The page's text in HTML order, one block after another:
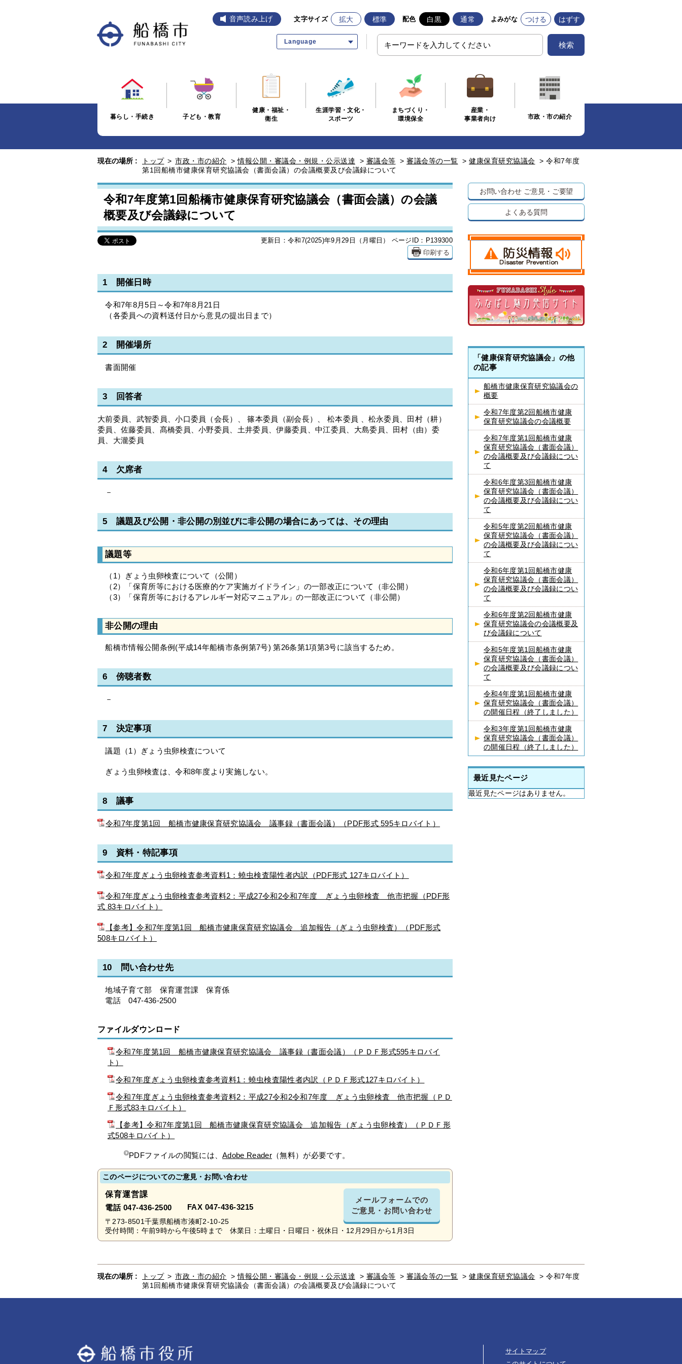
音声読み上げ 文字サイズ 拡大 標準 配色 白黒 通常 よみがな つける はずす
Language 検索
暮らし・手続き 子ども・教育
健康・福祉・
衛生
生涯学習・文化・
スポーツ
まちづくり・
環境保全
産業・
事業者向け
市政・市の紹介
現在の場所 : トップ > 市政・市の紹介 >情報公開・審議会・例規・公示送達 > 審議会等 > 審議会等の一覧 > 健康保育研究協議会 > 令和7年度
第1回船橋市健康保育研究協議会（書面会議）の会議概要及び会議録について
令和7年度第1回船橋市健康保育研究協議会（書面会議）の会議
概要及び会議録について
更新日：令和7(2025)年9月29日（月曜日） ページID：P139300
印刷する
1 開催日時
令和7年8月5日～令和7年8月21日
（各委員への資料送付日から意見の提出日まで）
2 開催場所
書面開催
3 回答者
大前委員、武智委員、小口委員（会長）、 篠本委員（副会長）、 松本委員 、松永委員、田村（耕）
委員、佐藤委員、髙橋委員、小野委員、土井委員、伊藤委員、中江委員、大島委員、田村（由）委
員、大瀧委員
4 欠席者
－
5 議題及び公開・非公開の別並びに非公開の場合にあっては、その理由
議題等
（1）ぎょう虫卵検査について（公開）
（2）「保育所等における医療的ケア実施ガイドライン」の一部改正について（非公開）
（3）「保育所等におけるアレルギー対応マニュアル」の一部改正について（非公開）
非公開の理由
船橋市情報公開条例(平成14年船橋市条例第7号) 第26条第1項第3号に該当するため。
6 傍聴者数
－
7 決定事項
議題（1）ぎょう虫卵検査について
ぎょう虫卵検査は、令和8年度より実施しない。
8 議事
令和7年度第1回 船橋市健康保育研究協議会 議事録（書面会議）（PDF形式 595キロバイト）
9 資料・特記事項
令和7年度ぎょう虫卵検査参考資料1：蟯虫検査陽性者内訳（PDF形式 127キロバイト）
令和7年度ぎょう虫卵検査参考資料2：平成27令和2令和7年度 ぎょう虫卵検査 他市把握（PDF形
式 83キロバイト）
【参考】令和7年度第1回 船橋市健康保育研究協議会 追加報告（ぎょう虫卵検査）（PDF形式
508キロバイト）
10 問い合わせ先
地域子育て部 保育運営課 保育係
電話 047-436-2500
ファイルダウンロード
令和7年度第1回 船橋市健康保育研究協議会 議事録（書面会議）（ＰＤＦ形式595キロバイ
ト）
令和7年度ぎょう虫卵検査参考資料1：蟯虫検査陽性者内訳（ＰＤＦ形式127キロバイト）
令和7年度ぎょう虫卵検査参考資料2：平成27令和2令和7年度 ぎょう虫卵検査 他市把握（ＰＤ
Ｆ形式83キロバイト）
【参考】令和7年度第1回 船橋市健康保育研究協議会 追加報告（ぎょう虫卵検査）（ＰＤＦ形
式508キロバイト）
PDFファイルの閲覧には、Adobe Reader （無料）が必要です。
このページについてのご意見・お問い合わせ
保育運営課
電話 047-436-2500 FAX 047-436-3215
メールフォームでの
ご意見・お問い合わせ
〒273-8501千葉県船橋市湊町2-10-25
受付時間：午前9時から午後5時まで 休業日：土曜日・日曜日・祝休日・12月29日から1月3日
お問い合わせ ご意見・ご要望
よくある質問
「健康保育研究協議会」の他
の記事
船橋市健康保育研究協議会の
概要
令和7年度第2回船橋市健康
保育研究協議会の会議概要
令和7年度第1回船橋市健康
保育研究協議会（書面会議）
の会議概要及び会議録につい
て
令和6年度第3回船橋市健康
保育研究協議会（書面会議）
の会議概要及び会議録につい
て
令和5年度第2回船橋市健康
保育研究協議会（書面会議）
の会議概要及び会議録につい
て
令和6年度第1回船橋市健康
保育研究協議会（書面会議）
の会議概要及び会議録につい
て
令和6年度第2回船橋市健康
保育研究協議会の会議概要及
び会議録について
令和5年度第1回船橋市健康
保育研究協議会（書面会議）
の会議概要及び会議録につい
て
令和4年度第1回船橋市健康
保育研究協議会（書面会議）
の開催日程（終了しました）
令和3年度第1回船橋市健康
保育研究協議会（書面会議）
の開催日程（終了しました）
最近見たページ
最近見たページはありません。
現在の場所 : トップ > 市政・市の紹介 >情報公開・審議会・例規・公示送達 > 審議会等 > 審議会等の一覧 > 健康保育研究協議会 > 令和7年度
第1回船橋市健康保育研究協議会（書面会議）の会議概要及び会議録について
サイトマップ